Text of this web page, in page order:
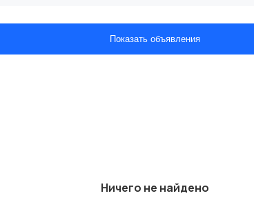
Показать объявления
Ничего не найдено